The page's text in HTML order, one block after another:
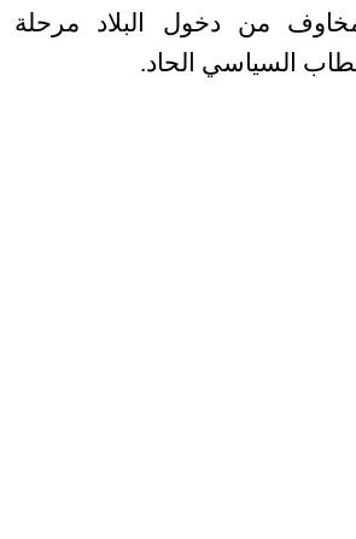
من دخول البلاد مرحلة
السياسي الحاد.